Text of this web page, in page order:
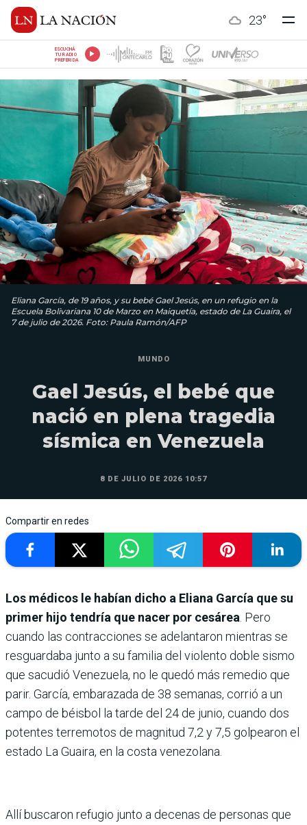
23°
ESCUCHÁ
TU RADIO
PREFERIDA
Eliana García, de 19 años, y su bebé Gael Jesús, en un refugio en la
Escuela Bolivariana 10 de Marzo en Maiquetía, estado de La Guaira, el
7 de julio de 2026. Foto: Paula Ramón/AFP
MUNDO
Gael Jesús, el bebé que
nació en plena tragedia
sísmica en Venezuela
8 DE JULIO DE 2026 10:57
Compartir en redes
Los médicos le habían dicho a Eliana García que su
primer hijo tendría que nacer por cesárea . Pero
cuando las contracciones se adelantaron mientras se
resguardaba junto a su familia del violento doble sismo
que sacudió Venezuela, no le quedó más remedio que
parir. García, embarazada de 38 semanas, corrió a un
campo de béisbol la tarde del 24 de junio, cuando dos
potentes terremotos de magnitud 7,2 y 7,5 golpearon el
estado La Guaira, en la costa venezolana.
Allí buscaron refugio junto a decenas de personas que